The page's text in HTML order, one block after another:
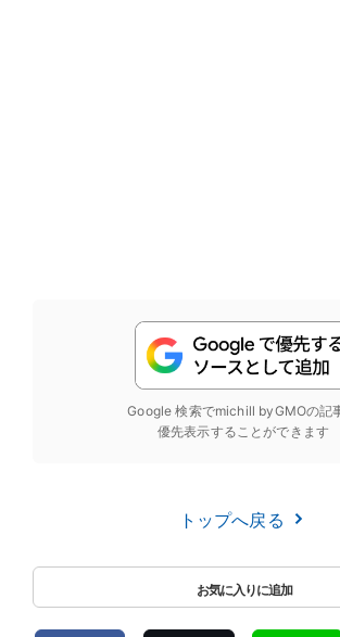
Google 検索でmichill byGMOの記
優先表示することができます
トップへ戻る